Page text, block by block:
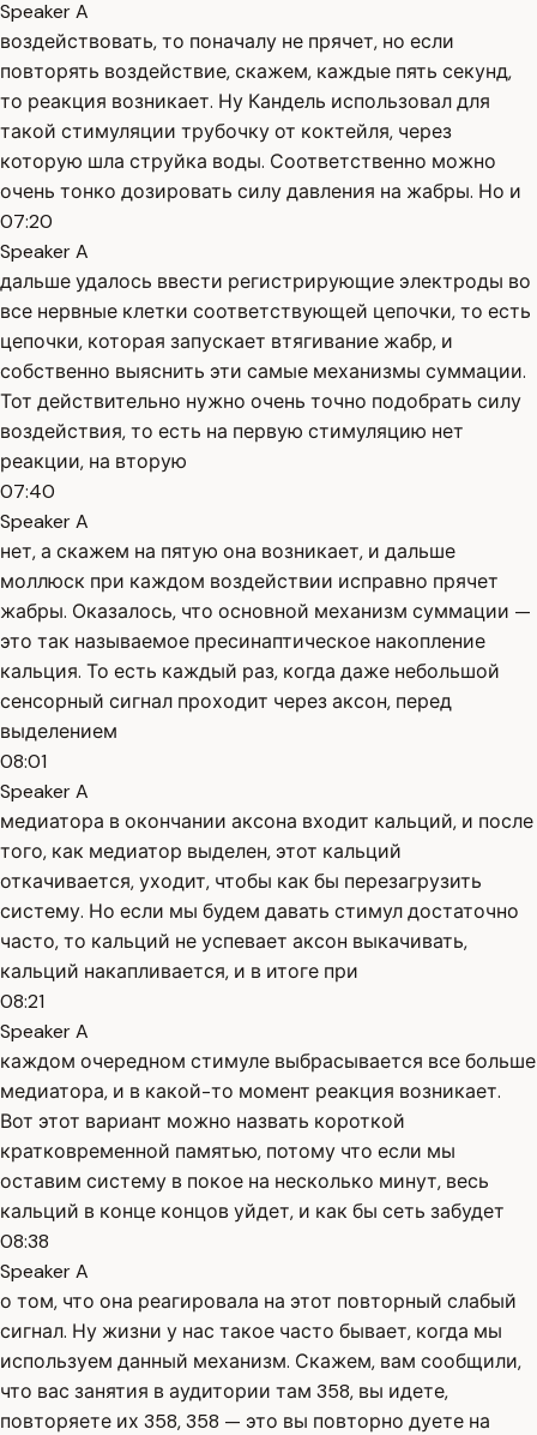
Speaker A
воздействовать, то поначалу не прячет, но если
повторять воздействие, скажем, каждые пять секунд,
то реакция возникает. Ну Кандель использовал для
такой стимуляции трубочку от коктейля, через
которую шла струйка воды. Соответственно можно
очень тонко дозировать силу давления на жабры. Но и
07:20
Speaker A
дальше удалось ввести регистрирующие электроды во
все нервные клетки соответствующей цепочки, то есть
цепочки, которая запускает втягивание жабр, и
собственно выяснить эти самые механизмы суммации.
Тот действительно нужно очень точно подобрать силу
воздействия, то есть на первую стимуляцию нет
реакции, на вторую
07:40
Speaker A
нет, а скажем на пятую она возникает, и дальше
моллюск при каждом воздействии исправно прячет
жабры. Оказалось, что основной механизм суммации —
это так называемое пресинаптическое накопление
кальция. То есть каждый раз, когда даже небольшой
сенсорный сигнал проходит через аксон, перед
выделением
08:01
Speaker A
медиатора в окончании аксона входит кальций, и после
того, как медиатор выделен, этот кальций
откачивается, уходит, чтобы как бы перезагрузить
систему. Но если мы будем давать стимул достаточно
часто, то кальций не успевает аксон выкачивать,
кальций накапливается, и в итоге при
08:21
Speaker A
каждом очередном стимуле выбрасывается все больше
медиатора, и в какой-то момент реакция возникает.
Вот этот вариант можно назвать короткой
кратковременной памятью, потому что если мы
оставим систему в покое на несколько минут, весь
кальций в конце концов уйдет, и как бы сеть забудет
08:38
Speaker A
о том, что она реагировала на этот повторный слабый
сигнал. Ну жизни у нас такое часто бывает, когда мы
используем данный механизм. Скажем, вам сообщили,
что вас занятия в аудитории там 358, вы идете,
повторяете их 358, 358 — это вы повторно дуете на